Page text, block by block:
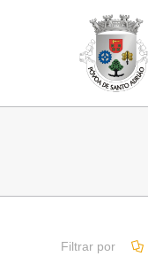
Filtrar por